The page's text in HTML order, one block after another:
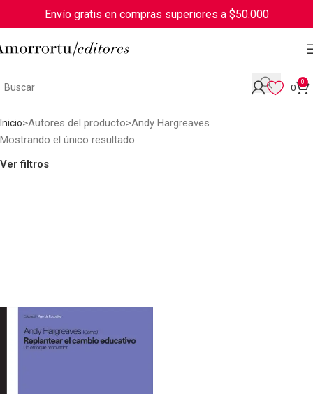
Envío gratis en compras superiores a $50.000
0
0
Inicio Autores del producto Andy Hargreaves
Mostrando el único resultado
Ver filtros